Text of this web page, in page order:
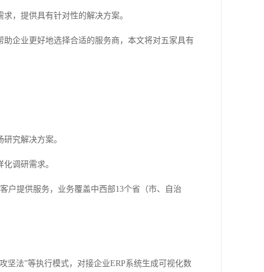
，提供具有针对性的解决方案。
企业更好地选择合适的服务商，本文将对五家具有
究解决方案。
调研需求。
户提供服务，业务覆盖中西部13个省（市、自治
坚法”等执行模式，对接企业ERP系统生成可视化数